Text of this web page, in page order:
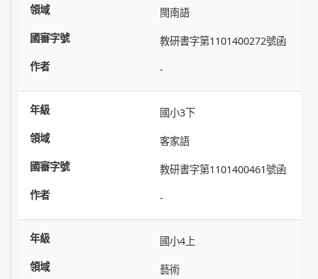
閩南語
教研書字第1101400272號函
-
國小3下
客家語
教研書字第1101400461號函
-
國小4上
藝術